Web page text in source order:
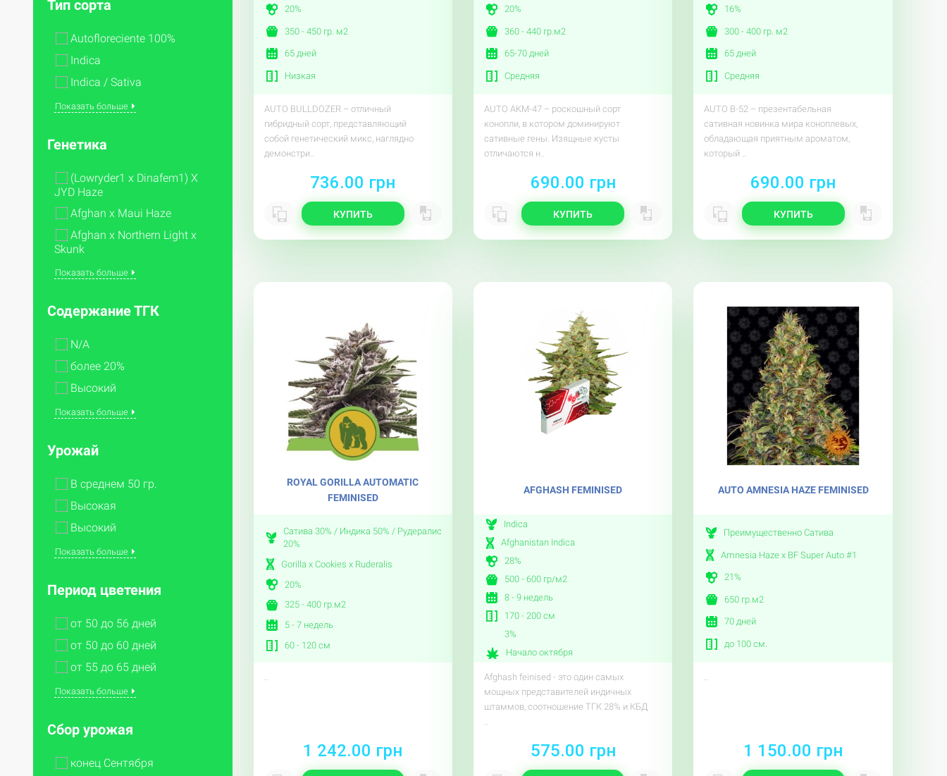
Тип сорта
Autofloreciente 100%
Indica
Indica / Sativa
Показать больше
Генетика
(Lowryder1 x Dinafem1) X
JYD Haze
Afghan x Maui Haze
Afghan x Northern Light x
Skunk
Показать больше
Содержание ТГК
N/A
более 20%
Высокий
Показать больше
Урожай
В среднем 50 гр.
Высокая
Высокий
Показать больше
Период цветения
от 50 до 56 дней
от 50 до 60 дней
от 55 до 65 дней
Показать больше
Сбор урожая
конец Сентября
20%
350 - 450 гр. м2
65 дней
Низкая
AUTO BULLDOZER – отличный
гибридный сорт, представляющий
собой генетический микс, наглядно
демонстри..
736.00 грн
КУПИТЬ
20%
360 - 440 гр.м2
65-70 дней
Средняя
AUTO AKM-47 – роскошный сорт
конопли, в котором доминируют
сативные гены. Изящные кусты
отличаются н..
690.00 грн
КУПИТЬ
16%
300 - 400 гр. м2
65 дней
Средняя
AUTO B-52 – презентабельная
сативная новинка мира коноплевых,
обладающая приятным ароматом,
который ..
690.00 грн
КУПИТЬ
ROYAL GORILLA AUTOMATIC
FEMINISED
Сатива 30% / Индика 50% / Рудералис
20%
Gorilla x Cookies x Ruderalis
20%
325 - 400 гр.м2
5 - 7 недель
60 - 120 см
..
1 242.00 грн
AFGHASH FEMINISED
Indica
Afghanistan Indica
28%
500 - 600 гр/м2
8 - 9 недель
170 - 200 см
3%
Начало октября
Afghash feinised - это один самых
мощных представителей индичных
штаммов, соотношение ТГК 28% и КБД
..
575.00 грн
AUTO AMNESIA HAZE FEMINISED
Преимущественно Сатива
Amnesia Haze x BF Super Auto #1
21%
650 гр.м2
70 дней
до 100 см.
..
1 150.00 грн